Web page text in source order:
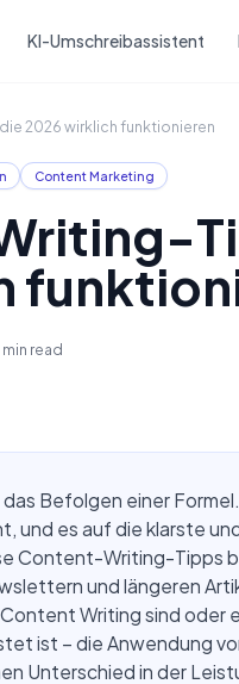
KI-Umschreibassistent
2026 wirklich funktionieren
Content Marketing
min read
Befolgen einer
und es auf die klarste
Content-Writing-Tipps
und längeren
Writing sind oder
ist – die Anwendung
Unterschied in der